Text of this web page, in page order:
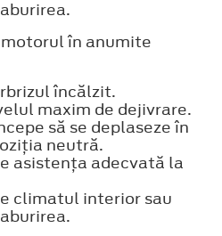
în anumite
încălzit.
maxim de dejivrare.
să se deplaseze în
neutră.
asistenţa adecvată la
climatul interior sau